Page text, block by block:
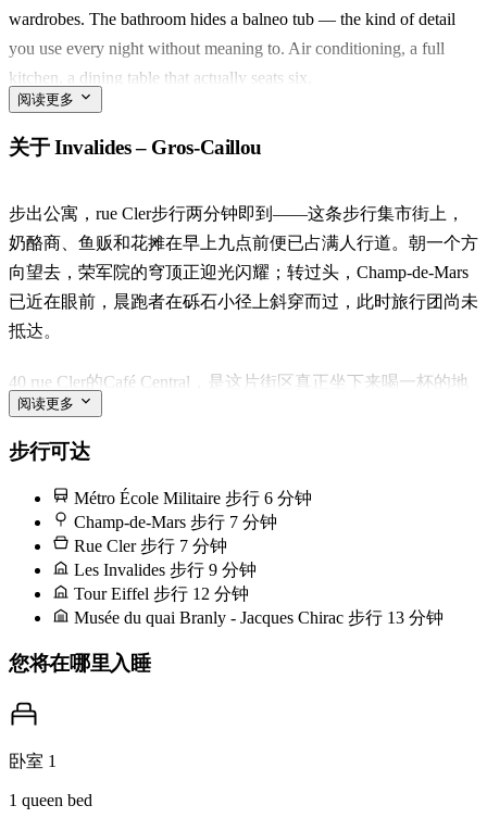
wardrobes. The bathroom hides a balneo tub — the kind of detail
you use every night without meaning to. Air conditioning, a full
kitchen, a dining table that actually seats six.
pedestrian market street where the cheesemonger knows his
crowds that swarm the other side of the Tower.
Works for a family, or two couples splitting the bedrooms. The self
check-in means you arrive on your own clock. What stays with you
is the quartier itself — quietly grand, still lived-in.
阅读更多
关于 Invalides – Gros-Caillou
步出公寓，rue Cler步行两分钟即到——这条步行集市街上，
奶酪商、鱼贩和花摊在早上九点前便已占满人行道。朝一个方
向望去，荣军院的穹顶正迎光闪耀；转过头，Champ-de-Mars
已近在眼前，晨跑者在砾石小径上斜穿而过，此时旅行团尚未
抵达。
40 rue Cler的Café Central，是这片街区真正坐下来喝一杯的地
方——锌皮吧台前一份火腿煎蛋卷，午餐时一杯希侬红酒，同
样一批老面孔靠着窗读《费加罗报》。这里不是什么新发现，
阳篷下的角落位。
阅读更多
步行可达
Métro École Militaire 步行 6 分钟
Champ-de-Mars 步行 7 分钟
Rue Cler 步行 7 分钟
Les Invalides 步行 9 分钟
Tour Eiffel 步行 12 分钟
Musée du quai Branly - Jacques Chirac 步行 13 分钟
您将在哪里入睡
卧室 1
1 queen bed